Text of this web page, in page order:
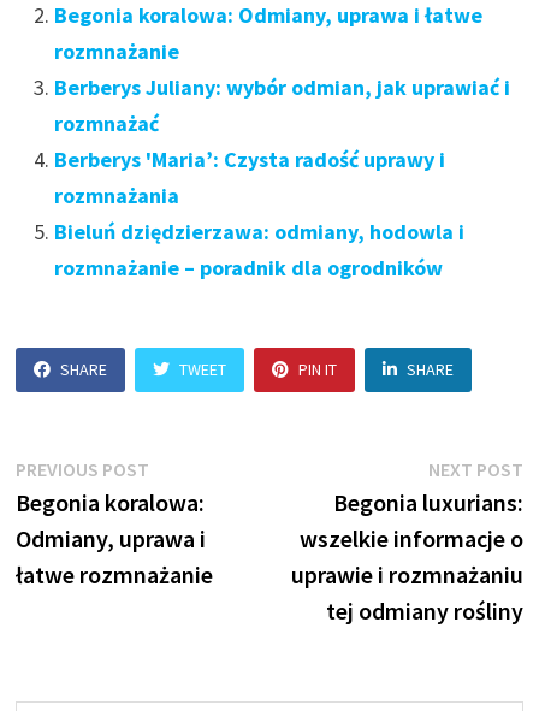
Begonia koralowa: Odmiany, uprawa i łatwe
rozmnażanie
Berberys Juliany: wybór odmian, jak uprawiać i
rozmnażać
Berberys 'Maria’: Czysta radość uprawy i
rozmnażania
Bieluń dziędzierzawa: odmiany, hodowla i
rozmnażanie – poradnik dla ogrodników
SHARE TWEET PIN IT SHARE
Nawigacja
wpisu
PREVIOUS POST
post:
Begonia koralowa:
Odmiany, uprawa i
łatwe rozmnażanie
NEXT POST
Begonia luxurians:
wszelkie informacje o
uprawie i rozmnażaniu
tej odmiany rośliny